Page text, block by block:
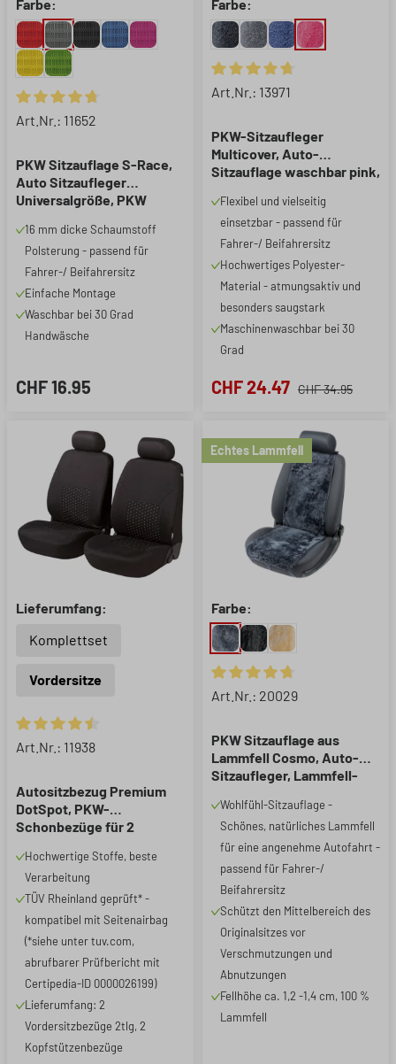
Farbe:
Durchschnittliche Bewertung von 4.85 von 5 Sternen
Art.Nr.: 11652
PKW Sitzauflage S-Race,
Auto Sitzaufleger
Universalgröße, PKW
anthrazit, 1 Stück
16 mm dicke Schaumstoff
Polsterung - passend für
Fahrer-/ Beifahrersitz
Einfache Montage
Waschbar bei 30 Grad
Handwäsche
CHF 16.95
Farbe:
Durchschnittliche Bewertung
Art.Nr.: 13971
PKW-Sitzaufleger
Multicover, Auto-
Sitzauflage waschbar pink,
Flexibel und vielseitig
einsetzbar - passend für
Fahrer-/ Beifahrersitz
Hochwertiges Polyester-
Material - atmungsaktiv und
besonders saugstark
Maschinenwaschbar bei 30
Grad
CHF 24.47 CHF 34.95
Lieferumfang:
Komplettset
Vordersitze
Durchschnittliche Bewertung von 4.59 von 5 Sternen
Art.Nr.: 11938
Autositzbezug Premium
DotSpot, PKW-
Schonbezüge für 2
Hochwertige Stoffe, beste
Verarbeitung
TÜV Rheinland geprüft* -
kompatibel mit Seitenairbag
(*siehe unter tuv.com,
abrufbarer Prüfbericht mit
Certipedia-ID 0000026199)
Lieferumfang: 2
Vordersitzbezüge 2tlg, 2
Kopfstützenbezüge
Echtes Lammfell
Farbe:
Durchschnittliche Bewertung
Art.Nr.: 20029
PKW Sitzauflage aus
Lammfell Cosmo, Auto-
Sitzaufleger, Lammfell-
Stück
Wohlfühl-Sitzauflage -
Schönes, natürliches Lammfell
für eine angenehme Autofahrt -
passend für Fahrer-/
Beifahrersitz
Schützt den Mittelbereich des
Originalsitzes vor
Verschmutzungen und
Abnutzungen
Fellhöhe ca. 1,2 -1,4 cm, 100 %
Lammfell